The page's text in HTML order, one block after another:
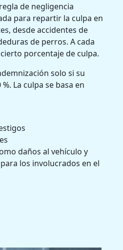
de negligencia
para repartir la culpa en
desde accidentes de
de perros. A cada
porcentaje de culpa.
solo si su
La culpa se basa en
daños al vehículo y
los involucrados en el